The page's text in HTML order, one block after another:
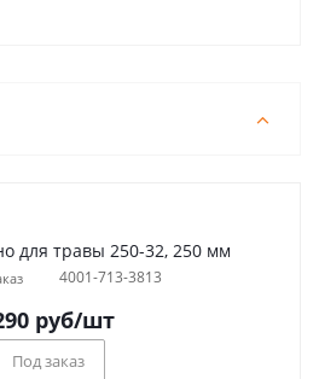
для травы 250-32, 250 мм
4001-713-3813
руб/шт
Под заказ